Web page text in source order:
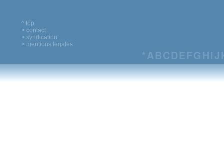
^ top
> contact
> syndication
> mentions legales
*ABCDEFG HIJ